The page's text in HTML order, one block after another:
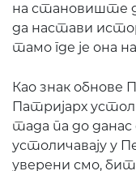
на становиште
да настави
тамо где је она
Као знак обнове
Патријарх
тада па до данас
устоличавају у
уверени смо,